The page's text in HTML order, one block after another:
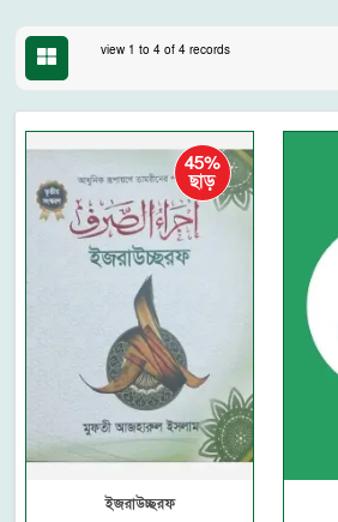
view 1 to 4 of 4 records
45%
ছাড়
ইজরাউচ্ছরফ